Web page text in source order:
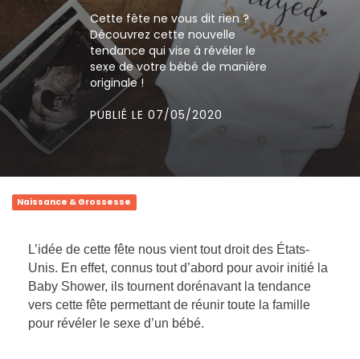
Cette fête ne vous dit rien ?
Découvrez cette nouvelle
tendance qui vise à révéler le
sexe de votre bébé de manière
originale !
PUBLIÉ LE 07/05/2020
Naissance & Grossesse
L’idée de cette fête nous vient tout droit des États-
Unis. En effet, connus tout d’abord pour avoir initié la
Baby Shower, ils tournent dorénavant la tendance
vers cette fête permettant de réunir toute la famille
pour révéler le sexe d’un bébé.